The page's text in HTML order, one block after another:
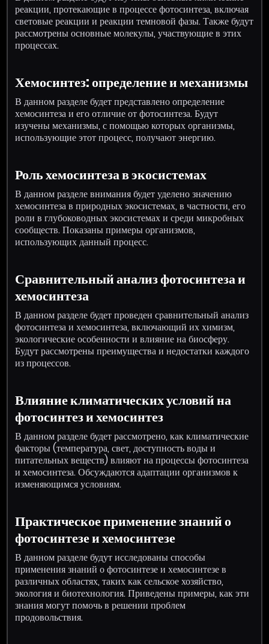
реакции, протекающие в процессе фотосинтеза, включая
световые реакции и реакции темновой фазы. Также будут
рассмотрены основные молекулы, участвующие в этих
процессах.
Хемосинтез: определение и механизмы
В данном разделе будет представлено определение
хемосинтеза и его отличие от фотосинтеза. Будут
изучены механизмы, с помощью которых организмы,
использующие этот процесс, получают энергию.
Роль хемосинтеза в экосистемах
В данном разделе внимания будет уделено значению
хемосинтеза в природных экосистемах, в частности, его
роли в глубоководных экосистемах и среди микробных
сообществ. Показаны примеры организмов,
использующих данный процесс.
Сравнительный анализ фотосинтеза и
хемосинтеза
В данном разделе будет проведен сравнительный анализ
фотосинтеза и хемосинтеза, включающий их химизм,
экологические особенности и влияние на биосферу.
Будут рассмотрены преимущества и недостатки каждого
из процессов.
Влияние климатических условий на
фотосинтез и хемосинтез
В данном разделе будет рассмотрено, как климатические
факторы (температура, свет, доступность воды и
питательных веществ) влияют на процессы фотосинтеза
и хемосинтеза. Обсуждаются адаптации организмов к
изменяющимся условиям.
Практическое применение знаний о
фотосинтезе и хемосинтезе
В данном разделе будут исследованы способы
применения знаний о фотосинтезе и хемосинтезе в
различных областях, таких как сельское хозяйство,
экология и биотехнология. Приведены примеры, как эти
знания могут помочь в решении проблем
продовольствия.